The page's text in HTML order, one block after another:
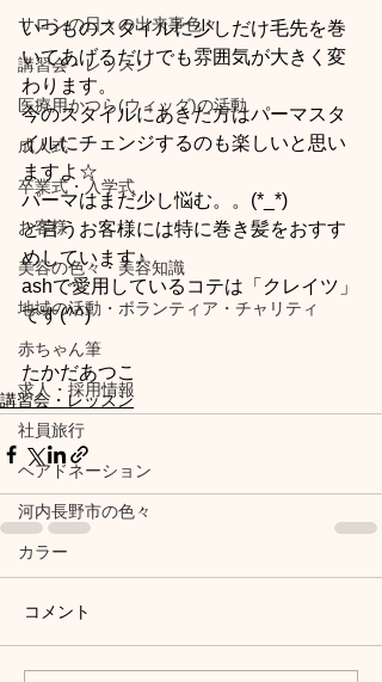
サロンの日々の出来事色々
講習会・レッスン
医療用かつら(ウィッグ)の活動
成人式
卒業式・入学式
お客様
美容の色々・美容知識
地域の活動・ボランティア・チャリティ
赤ちゃん筆
求人・採用情報
社員旅行
ヘアドネーション
河内長野市の色々
カラー
いつものスタイルに少しだけ毛先を巻
いてあげるだけでも雰囲気が大きく変
わります。
今のスタイルにあきた方はパーマスタ
イルにチェンジするのも楽しいと思い
ますよ☆
パーマはまだ少し悩む。。(*_*)
と言うお客様には特に巻き髪をおすす
めしています♪
ashで愛用しているコテは「クレイツ」
です(^^)
たかだあつこ
講習会・レッスン
コメント